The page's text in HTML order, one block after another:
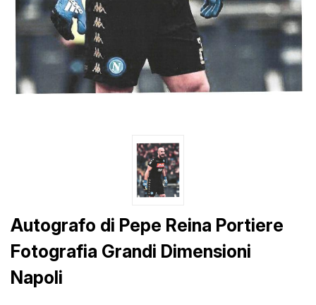
Autografo di Pepe Reina Portiere
Fotografia Grandi Dimensioni
Napoli